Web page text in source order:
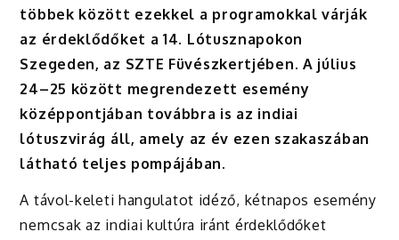
többek között ezekkel a programokkal várják
az érdeklődőket a 14. Lótusznapokon
Szegeden, az SZTE Füvészkertjében. A július
24–25 között megrendezett esemény
középpontjában továbbra is az indiai
lótuszvirág áll, amely az év ezen szakaszában
látható teljes pompájában.
A távol-keleti hangulatot idéző, kétnapos esemény
nemcsak az indiai kultúra iránt érdeklődőket